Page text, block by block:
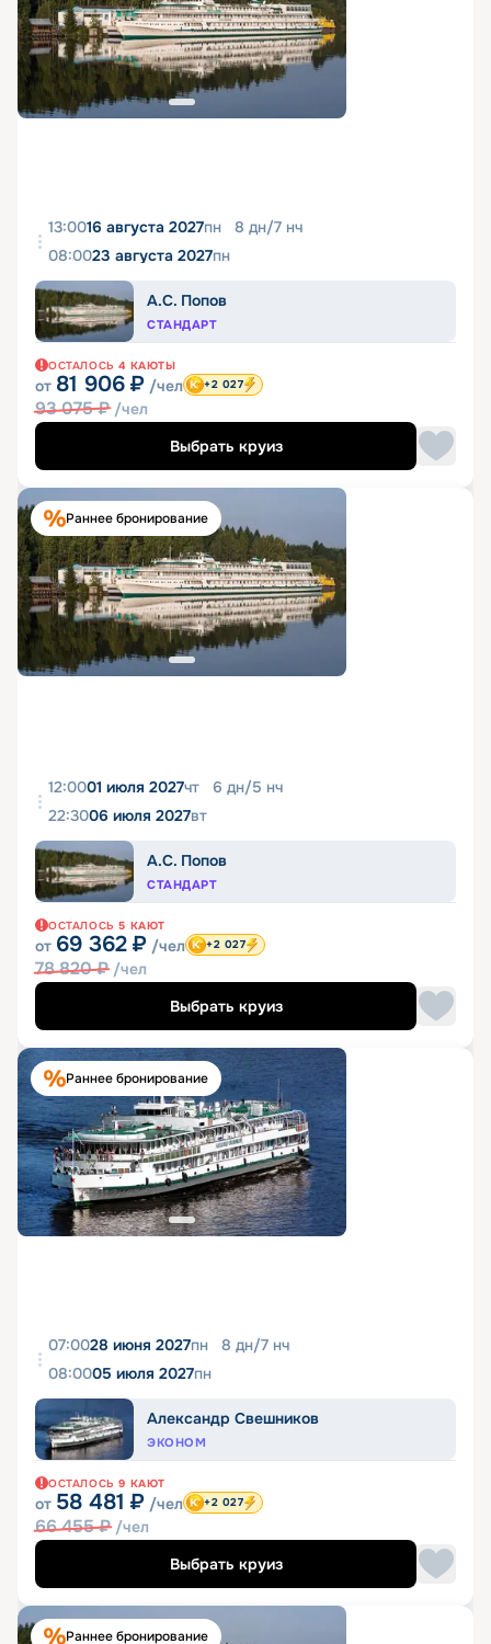
13:0016 августа 2027пн 8 дн/7 нч
08:0023 августа 2027пн
А.С. Попов
СТАНДАРТ
ОСТАЛОСЬ 4 КАЮТЫ
от 81 906 ₽ /чел
93 075₽ /чел
+2 027
Выбрать круиз
Раннее бронирование
12:0001 июля 2027чт 6 дн/5 нч
22:3006 июля 2027вт
А.С. Попов
СТАНДАРТ
ОСТАЛОСЬ 5 КАЮТ
от 69 362 ₽ /чел
78 820₽ /чел
+2 027
Выбрать круиз
Раннее бронирование
07:0028 июня 2027пн 8 дн/7 нч
08:0005 июля 2027пн
Александр Свешников
ЭКОНОМ
ОСТАЛОСЬ 9 КАЮТ
от 58 481 ₽ /чел
66 455₽ /чел
+2 027
Выбрать круиз
Раннее бронирование